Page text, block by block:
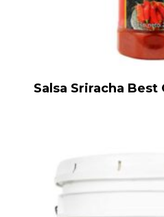
Salsa Sriracha Best